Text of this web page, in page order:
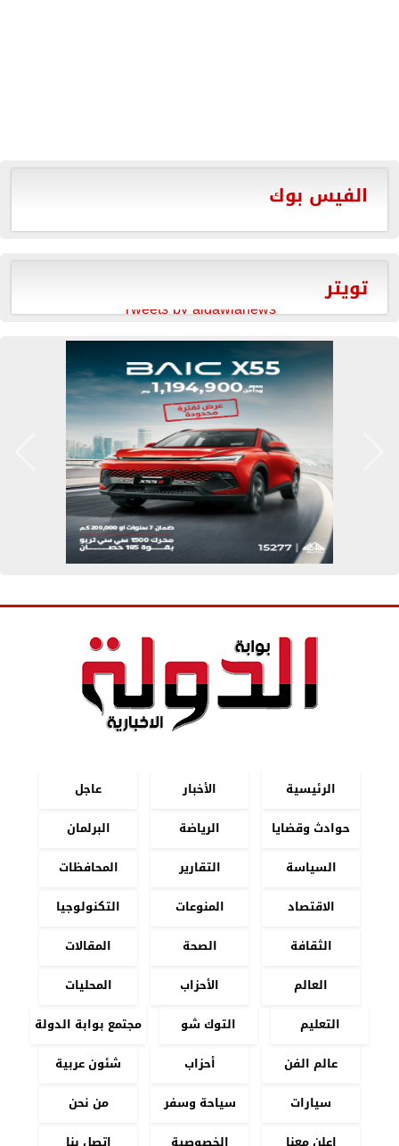
الفيس بوك
تويتر
Tweets by aldawlanews
الرئيسية الأخبار
عاجل
حوادث وقضايا
الرياضة
البرلمان
السياسة
التقارير
المحافظات
الاقتصاد
المنوعات
التكنولوجيا
الثقافة
الصحة
المقالات
العالم
الأحزاب
المحليات
التعليم
التوك شو
مجتمع بوابة الدولة
عالم الفن
أحزاب
شئون عربية
سيارات
سياحة وسفر
من نحن